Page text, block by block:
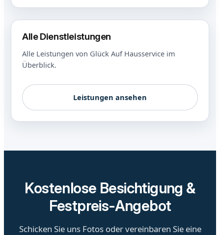
Alle Dienstleistungen
Alle Leistungen von Glück Auf Hausservice im
Überblick.
Leistungen ansehen
Kostenlose Besichtigung &
Festpreis-Angebot
Schicken Sie uns Fotos oder vereinbaren Sie eine